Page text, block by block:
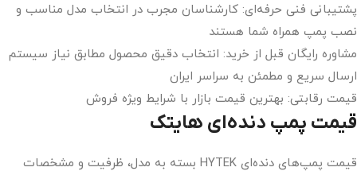
پشتیبانی فنی حرفه‌ای: کارشناسان مجرب در انتخاب مدل مناسب و
نصب پمپ همراه شما هستند
مشاوره رایگان قبل از خرید: انتخاب دقیق محصول مطابق نیاز سیستم
ارسال سریع و مطمئن به سراسر ایران
قیمت رقابتی: بهترین قیمت بازار با شرایط ویژه فروش
قیمت پمپ دنده‌ای هایتک
قیمت پمپ‌های دنده‌ای HYTEK بسته به مدل، ظرفیت و مشخصات